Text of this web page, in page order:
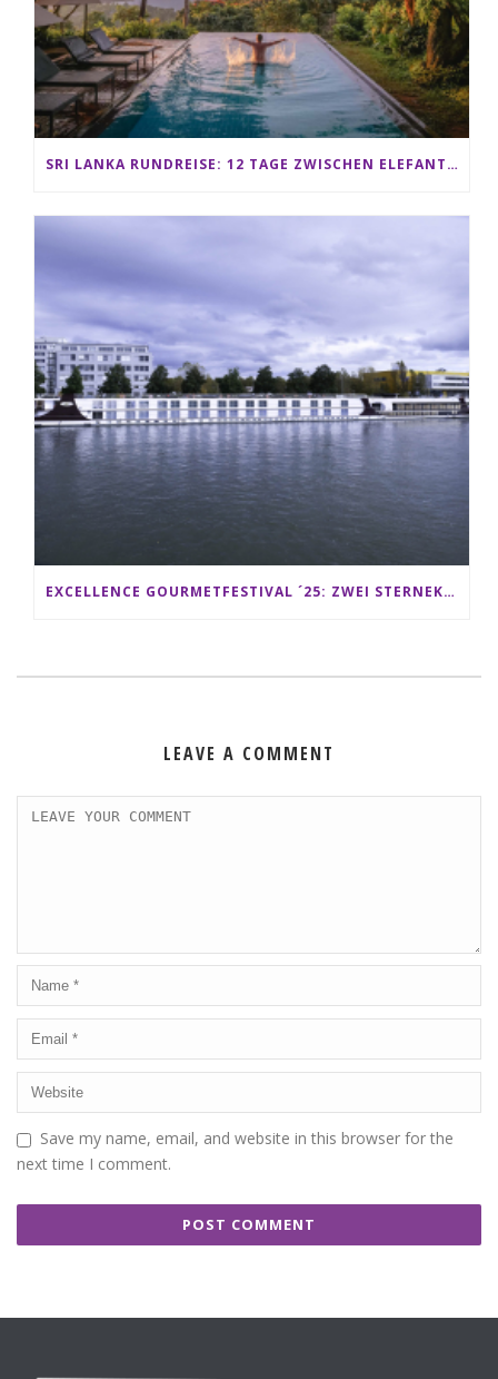
SRI LANKA RUNDREISE: 12 TAGE ZWISCHEN ELEFANTEN, TEEPLANTAGEN & STRAND ALS FAMILIE
EXCELLENCE GOURMETFESTIVAL ´25: ZWEI STERNEKÖCHE ANTONIO GUIDA & DARIO MORESCO VERWÖHNEN IHRE GÄSTE AUF EINER LUXERIÖSEN SCHIFFSREISE
LEAVE A COMMENT
Save my name, email, and website in this browser for the
next time I comment.